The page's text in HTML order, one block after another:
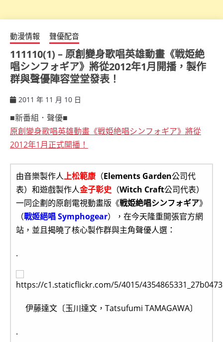
動漫情報 聲優配音
111110(1) – 原創變身歌唱英雄動畫《戦姫絶
唱シンフォギア》將從2012年1月開播，製作
群與聲優陣容堂堂發表！
2011 年 11 月 10 日
■新番組．聲優■
原創變身歌唱英雄動畫《戦姫絶唱シンフォギア》將從
2012年1月正式開播！
由音樂製作人上松範康 （Elements Garden公司代
表）和遊戲製作人金子彰史 （Witch Craft公司代表）
一同企劃的原創電視動畫版《戦姫絶唱シンフォギア》
（戰姬絕唱 Symphogear），在今天隆重開張官方網
站，並且揭曉了核心製作群與主角聲優人選：
.
伊藤達文〔玉川達文，Tatsufumi TAMAGAWA〕
.